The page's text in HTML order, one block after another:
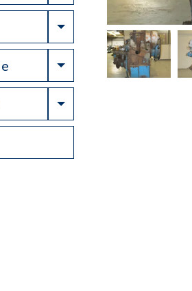
Toggle Dropdown
Toggle Dropdown
Toggle Dropdown